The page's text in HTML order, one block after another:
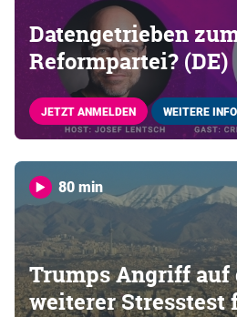
Datengetrieben
Reformpartei? (DE)
JETZT ANMELDEN WEITERE
80 min
Trumps Angriff auf
weiterer Stresstest